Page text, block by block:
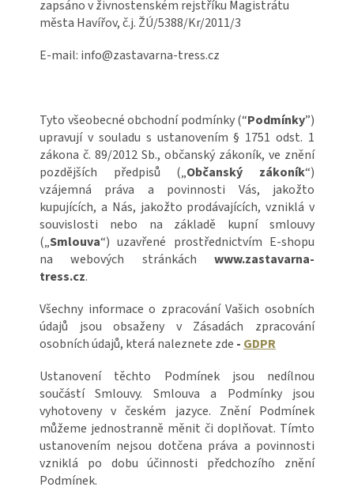
zapsáno v živnostenském rejstříku Magistrátu
města Havířov, č.j. ŽÚ/5388/Kr/2011/3
E-mail: info@zastavarna-tress.cz
Tyto všeobecné obchodní podmínky (“Podmínky”)
upravují v souladu s ustanovením § 1751 odst. 1
zákona č. 89/2012 Sb., občanský zákoník, ve znění
pozdějších předpisů („Občanský zákoník“)
vzájemná práva a povinnosti Vás, jakožto
kupujících, a Nás, jakožto prodávajících, vzniklá v
souvislosti nebo na základě kupní smlouvy
(„Smlouva“) uzavřené prostřednictvím E-shopu
na webových stránkách www.zastavarna-
tress.cz.
Všechny informace o zpracování Vašich osobních
údajů jsou obsaženy v Zásadách zpracování
osobních údajů, která naleznete zde - GDPR
Ustanovení těchto Podmínek jsou nedílnou
součástí Smlouvy. Smlouva a Podmínky jsou
vyhotoveny v českém jazyce. Znění Podmínek
můžeme jednostranně měnit či doplňovat. Tímto
ustanovením nejsou dotčena práva a povinnosti
vzniklá po dobu účinnosti předchozího znění
Podmínek.